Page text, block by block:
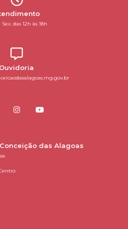
Sex. das 12h às 18h
Ouvidoria
das Alagoas